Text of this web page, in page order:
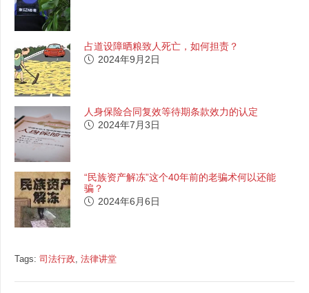
占道设障晒粮致人死亡，如何担责？
2024年9月2日
人身保险合同复效等待期条款效力的认定
2024年7月3日
“民族资产解冻”这个40年前的老骗术何以还能
骗？
2024年6月6日
Tags: 司法行政, 法律讲堂